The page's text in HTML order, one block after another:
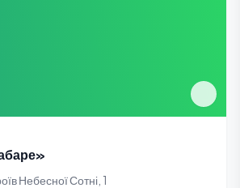
Небесної Сотні, 1